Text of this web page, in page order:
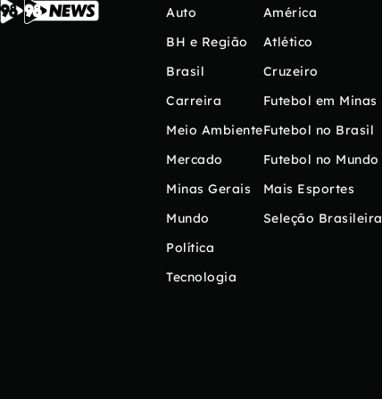
Auto
BH e Região
Brasil
Carreira
Meio Ambiente
Mercado
Minas Gerais
Mundo
Política
Tecnologia
América
Atlético
Cruzeiro
Futebol em Minas
Futebol no Brasil
Futebol no Mundo
Mais Esportes
Seleção Brasileira